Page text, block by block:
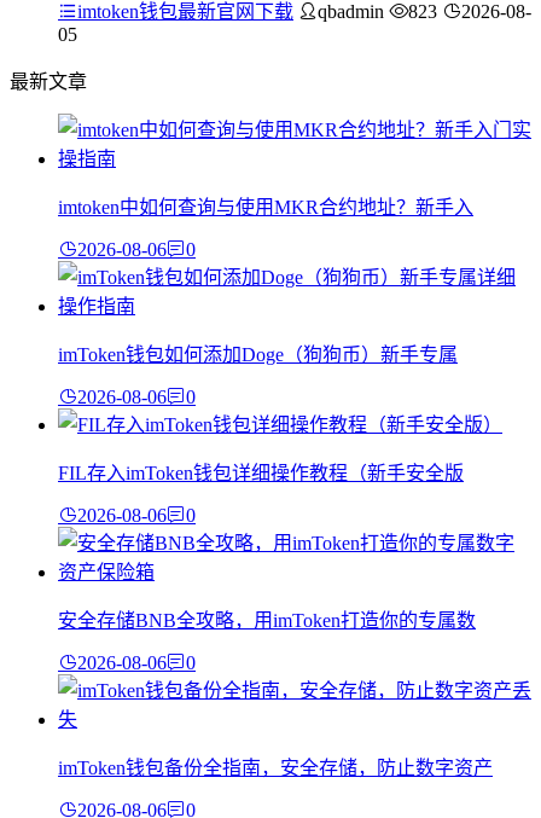
imtoken钱包最新官网下载 qbadmin 823
2026-08-
05
最新文章
imtoken中如何查询与使用MKR合约地址？新手入
2026-08-06 0
imToken钱包如何添加Doge（狗狗币）新手专属
2026-08-06 0
FIL存入imToken钱包详细操作教程（新手安全版
2026-08-06 0
安全存储BNB全攻略，用imToken打造你的专属数
2026-08-06 0
imToken钱包备份全指南，安全存储，防止数字资产
2026-08-06 0